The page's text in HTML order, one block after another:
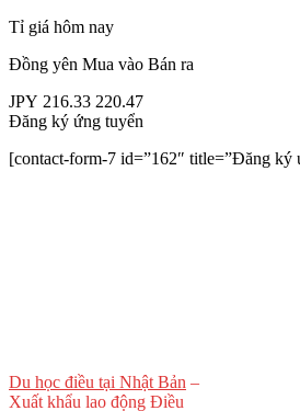
Tỉ giá hôm nay
Đồng yên Mua vào Bán ra
JPY 216.33 220.47
Đăng ký ứng tuyển
[contact-form-7 id=”162″ title=”Đăng ký
Du học điều tại Nhật Bản –
Xuất khẩu lao động Điều